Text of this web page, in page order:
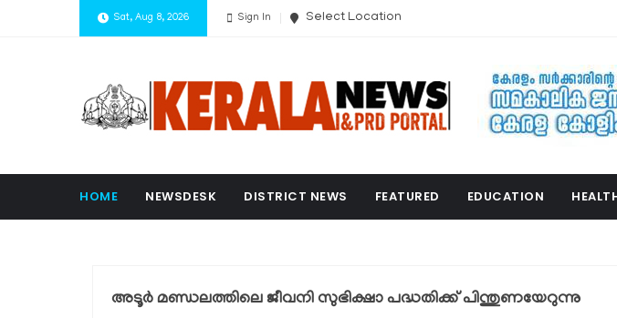
Sat, Aug 8, 2026 Sign In Select Location
HOME NEWSDESK DISTRICT NEWS FEATURED EDUCATION
അടൂര്‍ മണ്ഡലത്തിലെ ജീവനി സുഭിക്ഷാ പദ്ധതിക്ക് പിന്തുണയേറുന്നു